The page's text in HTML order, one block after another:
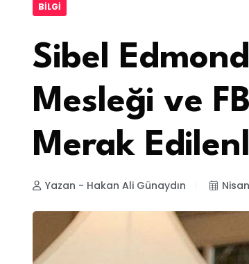
BILGI
Sibel
Mesleği ve
Merak
Yazan - Hakan Ali Günaydın